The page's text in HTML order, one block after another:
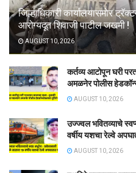
जिल्हाधिकारी कार्यालयासमोर
आरोग्यदूत शिवाजी पाटील जखमी !
AUGUST 10, 2026
कर्तव्य आटोपून घरी
अमळनेर पोलीस
AUGUST 10, 2026
उज्ज्वल भवितव्याचे
वर्षीय यशचा रेल्वे
AUGUST 10, 2026